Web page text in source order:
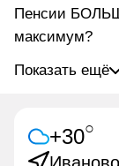
Пенсии
максимум?
Показать ещё
+30○
Иваново